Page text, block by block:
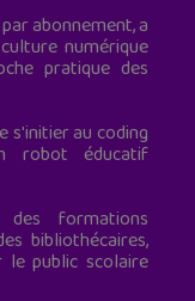
abonnement, a
numérique
pratique des
s'initier au coding
robot éducatif
formations
bibliothécaires,
le public scolaire